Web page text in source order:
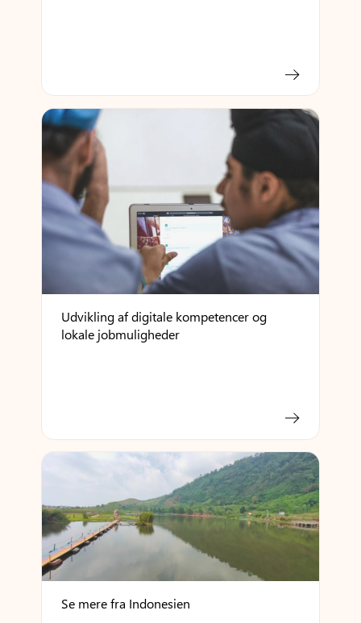
Udvikling af digitale kompetencer og
lokale jobmuligheder
Se mere fra Indonesien